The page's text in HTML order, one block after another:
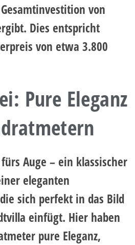
von
Dies entspricht
von etwa 3.800
Pure Eleganz
Auge – ein klassischer
eleganten
sich perfekt in das Bild
einfügt. Hier haben
pure Eleganz,